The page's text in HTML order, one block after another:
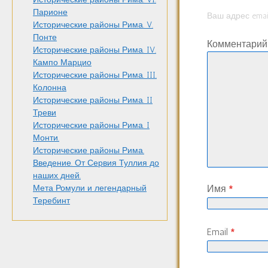
Парионе
Исторические районы Рима. V.
Понте
Исторические районы Рима. IV.
Кампо Марцио
Исторические районы Рима. III.
Колонна
Исторические районы Рима. II
Треви
Исторические районы Рима. I
Монти.
Исторические районы Рима.
Введение. От Сервия Туллия до
наших дней.
Мета Ромули и легендарный
Теребинт
Ваш адрес
Имя*
Email*